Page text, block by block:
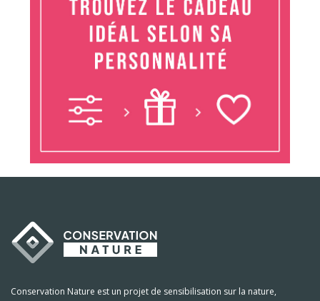
Conservation Nature est un projet de sensibilisation sur la nature,